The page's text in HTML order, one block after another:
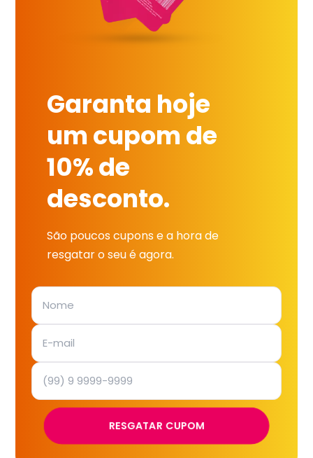
Garanta hoje
um cupom de
10% de
desconto.
São poucos cupons e a hora de
resgatar o seu é agora.
RESGATAR CUPOM